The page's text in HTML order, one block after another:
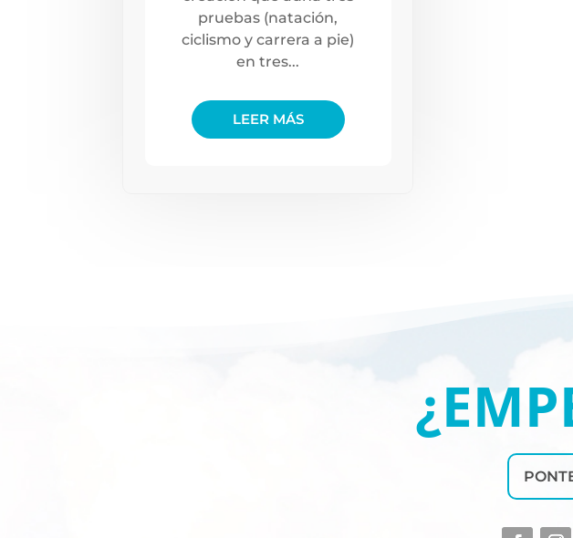
pruebas (natación,
ciclismo y carrera a pie)
en tres...
LEER MÁS